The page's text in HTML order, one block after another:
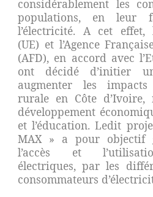
considérablement les
populations, en leur
l’électricité. A cet effet,
(UE) et l’Agence
(AFD), en accord avec
ont décidé d’initier
augmenter les
rurale en Côte
développement
et l’éducation. Ledit
MAX » a pour objectif
l’accès et
électriques, par les
consommateurs